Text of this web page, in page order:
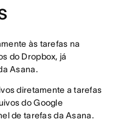
às tarefas na
do Dropbox, já
Asana.
diretamente a tarefas
do Google
de tarefas da Asana.